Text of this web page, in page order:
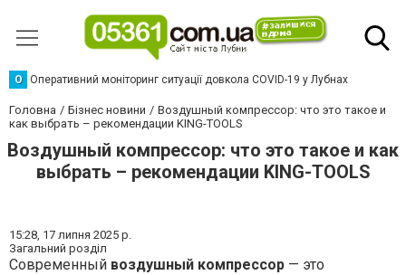
О Оперативний моніторинг ситуації довкола COVID-19 у Лубнах
Головна Бізнес новини
Воздушный компрессор: что это такое и
как выбрать – рекомендации KING-TOOLS
Воздушный компрессор: что это такое и как
выбрать – рекомендации KING-TOOLS
15:28, 17 липня 2025 р.
Загальний розділ
Современный воздушный компрессор — это